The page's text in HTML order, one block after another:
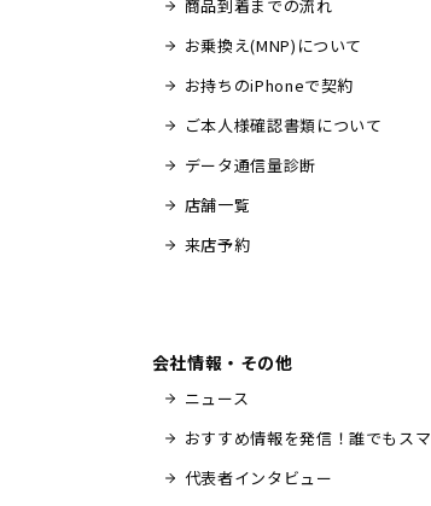
商品到着までの流れ
お乗換え(MNP)について
お持ちのiPhoneで契約
ご本人様確認書類について
データ通信量診断
店舗一覧
来店予約
会社情報・その他
ニュース
おすすめ情報を発信！誰でもス
代表者インタビュー